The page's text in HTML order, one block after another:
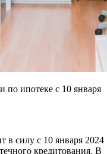
по ипотеке с 10 января
в силу с 10 января 2024
кредитования. В